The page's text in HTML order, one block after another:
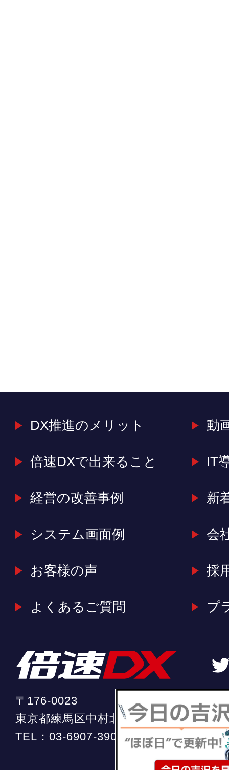
〒176-0023
東京都練馬区中村北2-20-11 ソフィア
TEL： 03-6907-3904 （平日 10:00 ～
DX推進のメリット
倍速DXで出来ること
経営の改善事例
システム画面例
お客様の声
よくあるご質問
動
IT
新
会
採
プ